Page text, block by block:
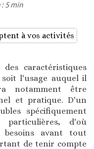
5 min
caractéristiques
soit l'usage auquel il
notamment être
et pratique. D'un
spécifiquement
d'où
besoins avant tout
de tenir compte